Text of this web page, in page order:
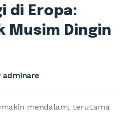
di Eropa:
Musim Dingin
adminare
mendalam, terutama